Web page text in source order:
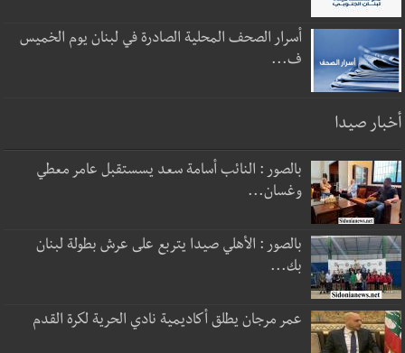
أسرار الصحف المحلية الصادرة في لبنان يوم الخميس
ف...
أخبار صيدا
بالصور : النائب أسامة سعد يسستقبل عامر معطي
وغسان...
بالصور : الأهلي صيدا يتربع على عرش بطولة لبنان
بك...
عمر مرجان يطلق أكاديمية نادي الحرية لكرة القدم